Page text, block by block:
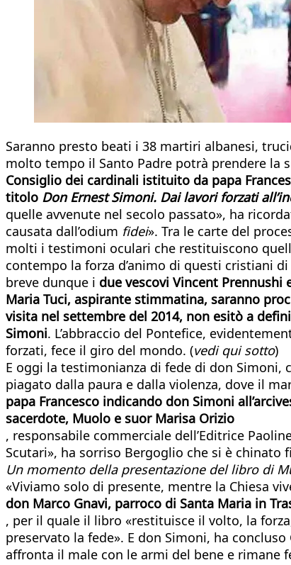
Saranno presto beati i 38 martiri albanesi,
molto tempo il Santo Padre potrà prendere la
Consiglio dei cardinali istituito da papa
titolo Don Ernest Simoni. Dai lavori forzati
quelle avvenute nel secolo passato», ha
causata dall’odium fidei». Tra le carte del
molti i testimoni oculari che restituiscono
contempo la forza d’animo di questi cristiani
breve dunque i due vescovi Vincent
Maria Tuci, aspirante stimmatina, saranno
visita nel settembre del 2014, non esitò a
Simoni. L’abbraccio del Pontefice,
forzati, fece il giro del mondo. (vedi qui sotto)
E oggi la testimonianza di fede di don
piagato dalla paura e dalla violenza, dove il
papa Francesco indicando don Simoni
sacerdote, Muolo e suor Marisa Orizio
, responsabile commerciale dell’Editrice
Scutari», ha sorriso Bergoglio che si è chinato
Un momento della presentazione del libro di
«Viviamo solo di presente, mentre la Chiesa
don Marco Gnavi, parroco di Santa Maria in
, per il quale il libro «restituisce il volto, la
preservato la fede». E don Simoni, ha
affronta il male con le armi del bene e rimane